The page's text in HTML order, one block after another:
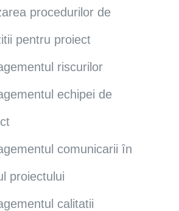
procedurilor de
pentru proiect
riscurilor
echipei de
comunicarii ȋn
proiectului
calitatii